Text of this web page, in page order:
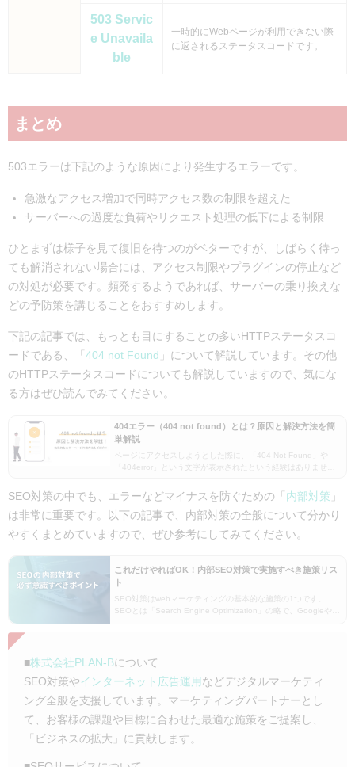
503 Servic
e Unavaila
ble
一時的にWebページが利用できない際
に返されるステータスコードです。
まとめ
503エラーは下記のような原因により発生するエラーです。
急激なアクセス増加で同時アクセス数の制限を超えた
サーバーへの過度な負荷やリクエスト処理の低下による制限
ひとまずは様子を見て復旧を待つのがベターですが、しばらく待っ
ても解消されない場合には、アクセス制限やプラグインの停止など
の対処が必要です。頻発するようであれば、サーバーの乗り換えな
どの予防策を講じることをおすすめします。
下記の記事では、もっとも目にすることの多いHTTPステータスコ
ードである、「 404 not Found 」について解説しています。その他
のHTTPステータスコードについても解説していますので、気にな
る方はぜひ読んでみてください。
404エラー（404 not found）とは？原因と解決方法を簡
単解説
ページにアクセスしようとした際に、「404 Not Found」や
「404error」という文字が表示されたという経験はありません
ージが存在しないことを意味しま…
SEO対策の中でも、エラーなどマイナスを防ぐための「 内部対策 」
は非常に重要です。以下の記事で、内部対策の全般について分かり
やすくまとめていますので、ぜひ参考にしてみてください。
これだけやればOK！内部SEO対策で実施すべき施策リス
ト
SEO対策はwebマーケティングの基本的な施策の1つです。
SEOとは「Search Engine Optimization」の略で、Googleや
■株式会社PLAN-Bについて
SEO対策やインターネット広告運用などデジタルマーケティ
ング全般を支援しています。マーケティングパートナーとし
て、お客様の課題や目標に合わせた最適な施策をご提案し、
「ビジネスの拡大」に貢献します。